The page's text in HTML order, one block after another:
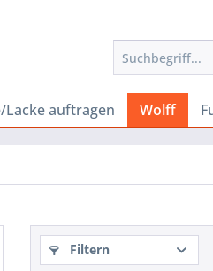
Lacke auftragen Wolff
Filtern